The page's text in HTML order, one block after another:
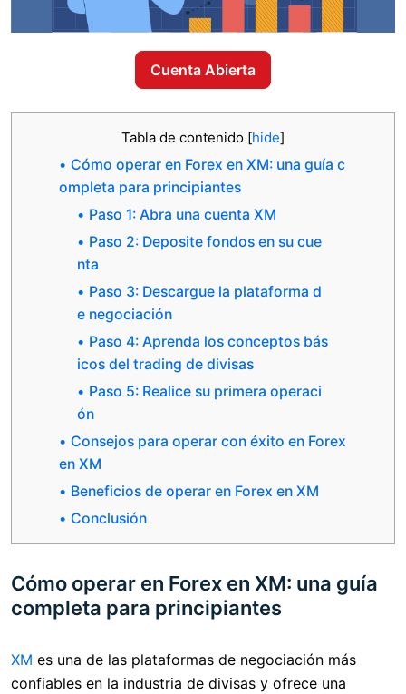
Cuenta Abierta
Tabla de contenido [hide]
Cómo operar en Forex en XM: una guía c
ompleta para principiantes
Paso 1: Abra una cuenta XM
Paso 2: Deposite fondos en su cue
nta
Paso 3: Descargue la plataforma d
e negociación
Paso 4: Aprenda los conceptos bás
icos del trading de divisas
Paso 5: Realice su primera operaci
ón
Consejos para operar con éxito en Forex
en XM
Beneficios de operar en Forex en XM
Conclusión
Cómo operar en Forex en XM: una guía
completa para principiantes
XM es una de las plataformas de negociación más
confiables en la industria de divisas y ofrece una